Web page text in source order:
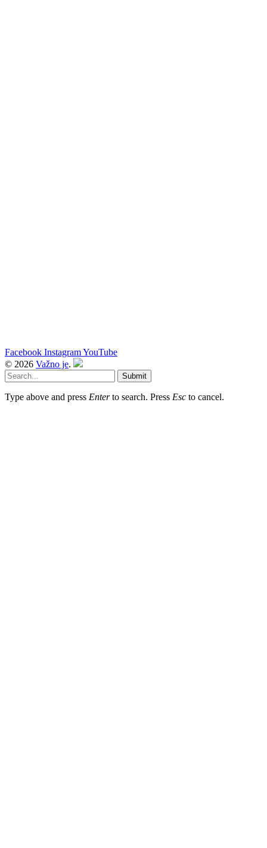
Facebook InstagramYouTube
© 2026 Važno je.
Submit
Type above and press Enterto search. Press Esc to cancel.